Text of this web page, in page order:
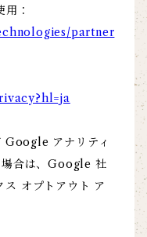
：
partner
Google アナリティ
場合は、Google 社
オプトアウト ア